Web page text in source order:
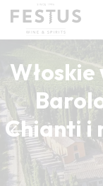
Chianti i